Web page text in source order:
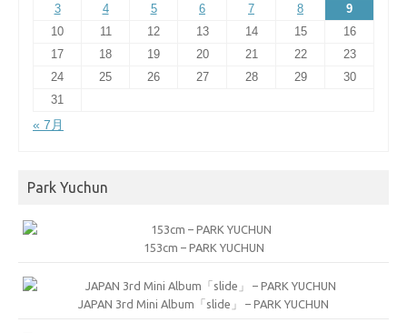
3
4 5 6 7 8
9
10
11 12 13 14 15
16
17
18 19 20 21 22
23
24
25 26 27 28 29
30
31
« 7月
Park Yuchun
153cm – PARK YUCHUN
JAPAN 3rd Mini Album「slide」 – PARK YUCHUN